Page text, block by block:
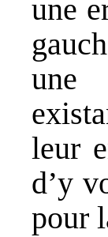
une
une
leur
d’y
pour